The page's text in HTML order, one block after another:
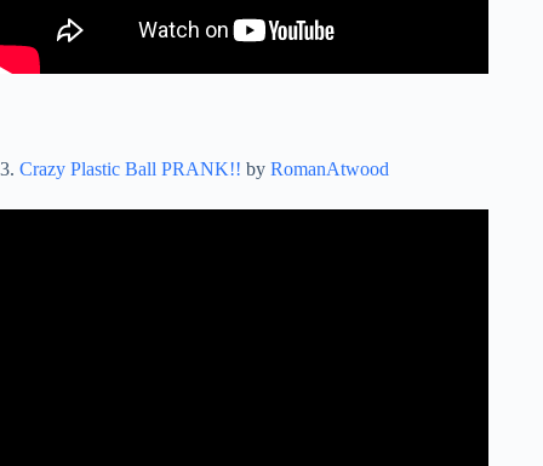
3. Crazy Plastic Ball PRANK!! by RomanAtwood